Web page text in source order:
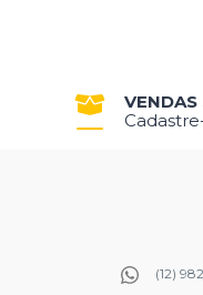
VENDAS
(12)